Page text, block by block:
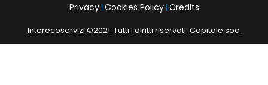
Privacy| Cookies Policy| Credits
Interecoservizi ©2021. Tutti i diritti riservati. Capitale soc.
246.344,00 P.I. IT 04185561000 C.F. e n. R.I. 04185561000 R.E.A.